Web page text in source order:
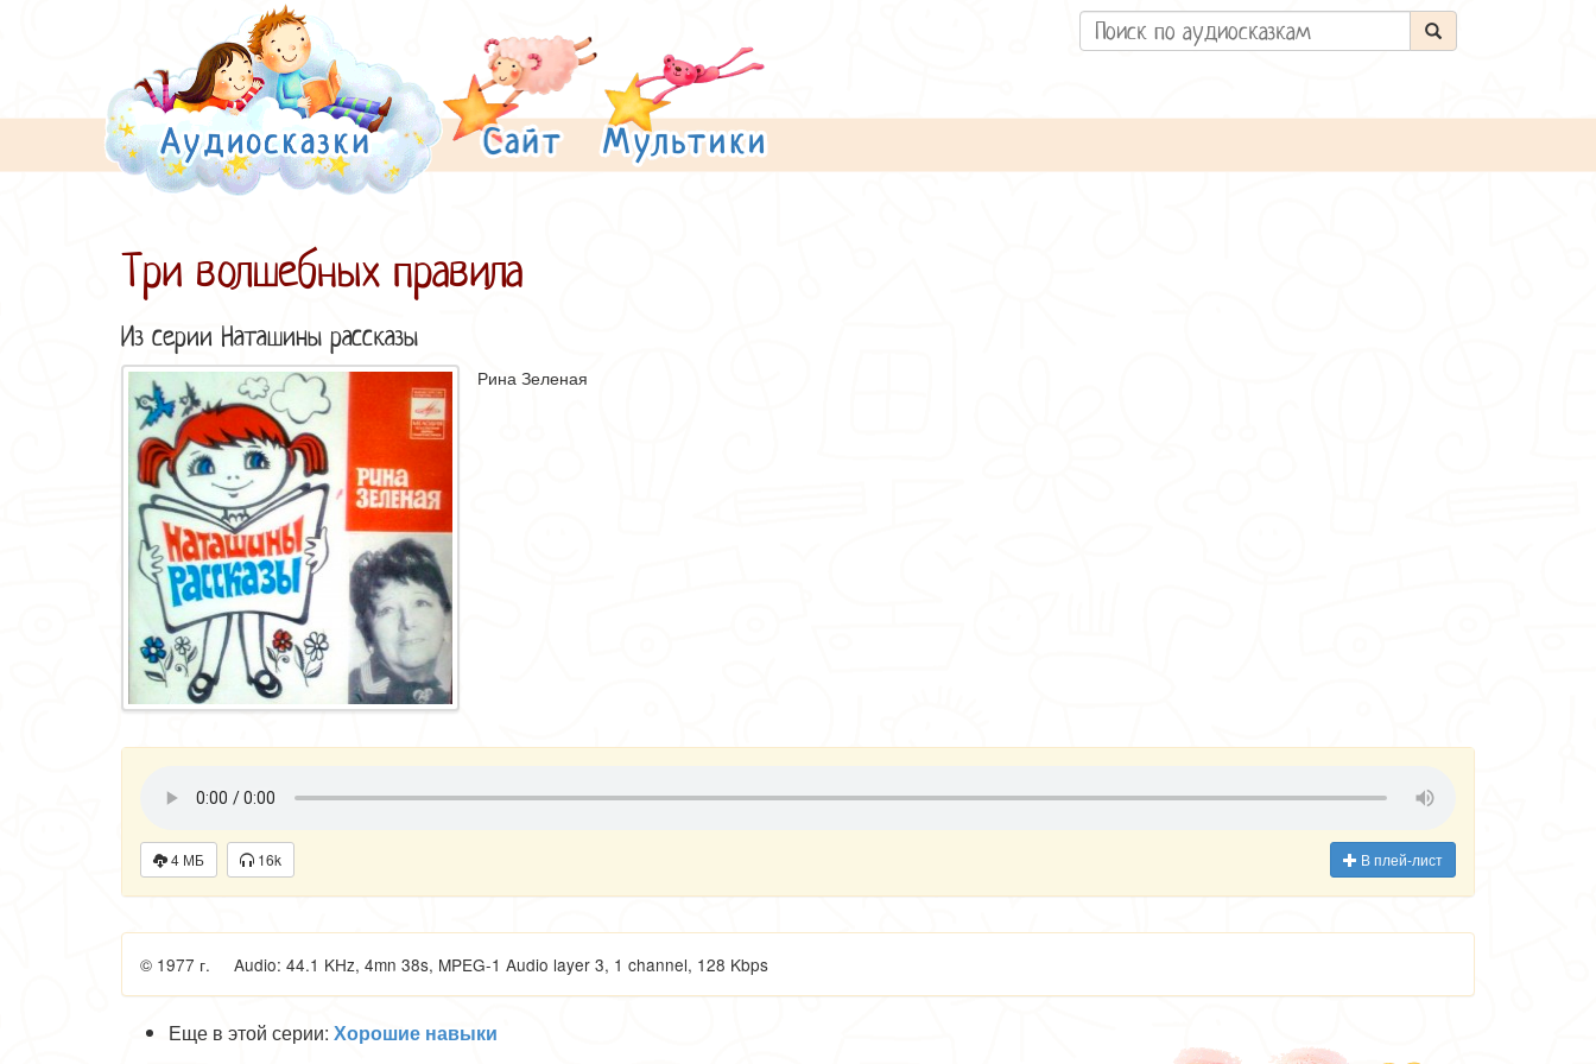
Три волшебных правила
Из серии Наташины рассказы
Рина Зеленая
4 МБ 16k В плей-лист
© 1977 г. Audio: 44.1 KHz, 4mn 38s, MPEG-1 Audio layer 3, 1 channel, 128 Kbps
Еще в этой серии: Хорошие навыки